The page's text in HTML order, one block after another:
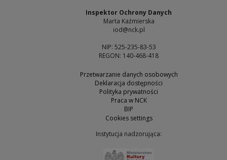
Inspektor Ochrony Danych
Marta Kaźmierska
iod@nck.pl
NIP: 525-235-83-53
REGON: 140-468-418
Przetwarzanie danych osobowych
Deklaracja dostępności
Polityka prywatności
Praca w NCK
BIP
Cookies settings
Instytucja nadzorująca: